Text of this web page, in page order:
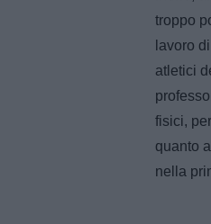
troppo
lavoro
atletici
fisici,
quanto
nella